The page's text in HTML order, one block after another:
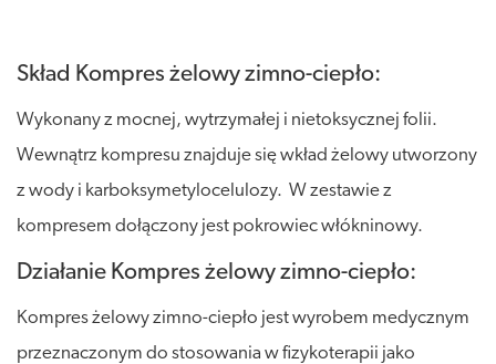
Skład Kompres żelowy zimno-ciepło:
Wykonany z mocnej, wytrzymałej i nietoksycznej folii.
Wewnątrz kompresu znajduje się wkład żelowy utworzony
z wody i karboksymetylocelulozy. W zestawie z
kompresem dołączony jest pokrowiec włókninowy.
Działanie Kompres żelowy zimno-ciepło:
Kompres żelowy zimno-ciepło jest wyrobem medycznym
przeznaczonym do stosowania w fizykoterapii jako